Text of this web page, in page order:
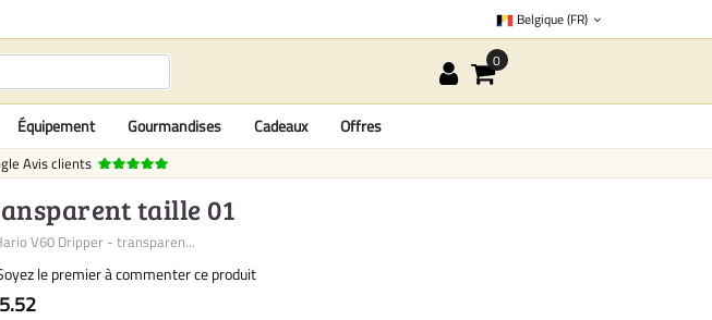
Belgique (FR)
Équipement Gourmandises Cadeaux Offres
Avis clients
taille 01
V60 Dripper - transparen...
le premier à commenter ce produit
5.52